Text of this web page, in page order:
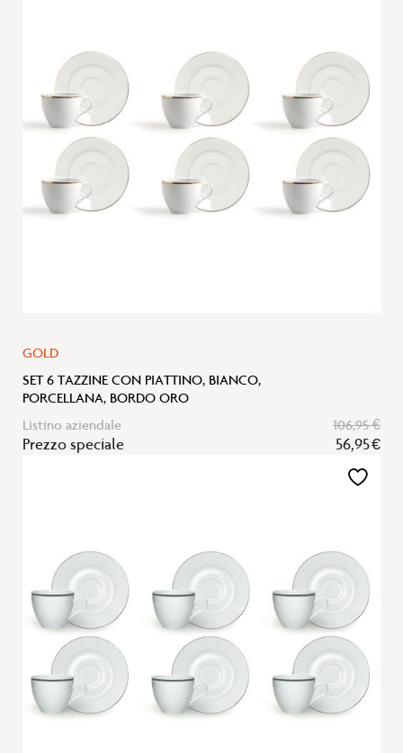
GOLD
SET 6 TAZZINE CON PIATTINO, BIANCO,
PORCELLANA, BORDO ORO
Listino aziendale
106,95 €
Prezzo speciale 56,95 €
Aggiungi